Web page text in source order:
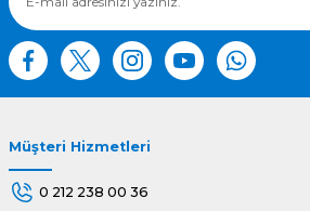
Bu ürüne benzer farklı alternatifler olmalı.
Müşteri Hizmetleri
0 212 238 00 36